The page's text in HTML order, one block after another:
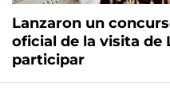
Lanzaron un
oficial de la visita de
participar